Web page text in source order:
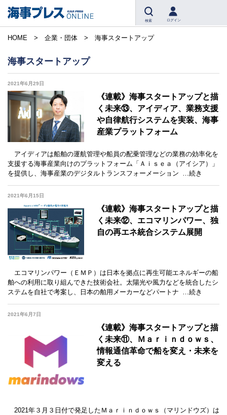
検索 ログイン
HOME 企業・団体 海事スタートアップ
海事スタートアップ
2021年6月29日
《連載》海事スタートアップと描
く未来⑬、アイディア、業務支援
や自律航行システムを実装、海事
産業プラットフォーム
アイディアは船舶の運航管理や船員の配乗管理などの業務の効率化を
支援する海事産業向けのプラットフォーム「Ａｉｓｅａ（アイシア）」
を提供し、海事産業のデジタルトランスフォーメーション
…続き
2021年6月15日
《連載》海事スタートアップと描
く未来⑫、エコマリンパワー、独
自の再エネ統合システム展開
エコマリンパワー（ＥＭＰ）は日本を拠点に再生可能エネルギーの船
舶への利用に取り組んできた技術会社。太陽光や風力などを統合したシ
ステムを自社で考案し、日本の舶用メーカーなどパートナ
…続き
2021年6月7日
《連載》海事スタートアップと描
く未来⑪、Ｍａｒｉｎｄｏｗｓ、
情報通信革命で船を変え・未来を
変える
2021年３月３日付で発足したＭａｒｉｎｄｏｗｓ（マリンドウズ）は